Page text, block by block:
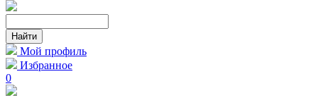
Мой профиль
Избранное
0